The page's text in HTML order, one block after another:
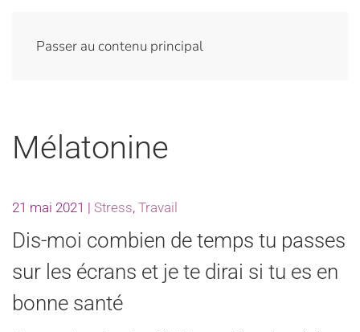
Passer au contenu principal
Mélatonine
21 mai 2021 | Stress, Travail
Dis-moi combien de temps tu passes
sur les écrans et je te dirai si tu es en
bonne santé